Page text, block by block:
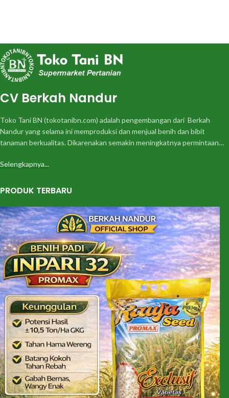
CV Berkah Nandur
Toko Tani BN (tokotanibn.com) adalah pengembangan dari Berkah
Nandur yang selama ini memproduksi dan menjual benih dan bibit
tanaman berkualitas. Dikarenakan semakin meningkatnya permintaan…
Selengkapnya...
PRODUK TERBARU